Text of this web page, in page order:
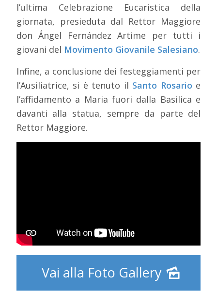
l’ultima Celebrazione Eucaristica della
giornata, presieduta dal Rettor Maggiore
don Ángel Fernández Artime per tutti i
giovani del Movimento Giovanile Salesiano.
Infine, a conclusione dei festeggiamenti per
l’Ausiliatrice, si è tenuto il Santo Rosario e
l’affidamento a Maria fuori dalla Basilica e
davanti alla statua, sempre da parte del
Rettor Maggiore.
Vai alla Foto Gallery